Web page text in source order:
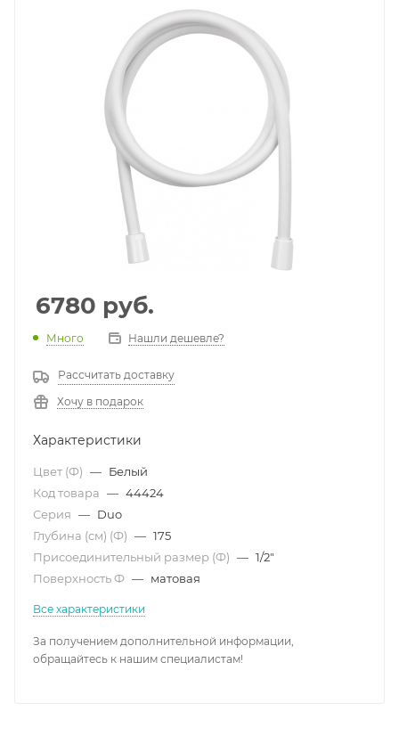
6780 руб.
Много Нашли дешевле?
Рассчитать доставку
Хочу в подарок
Характеристики
Цвет (Ф) — Белый
Код товара — 44424
Серия — Duo
Глубина (см) (Ф) — 175
Присоединительный размер (Ф) — 1/2"
Поверхность Ф — матовая
Все характеристики
За получением дополнительной информации,
обращайтесь к нашим специалистам!